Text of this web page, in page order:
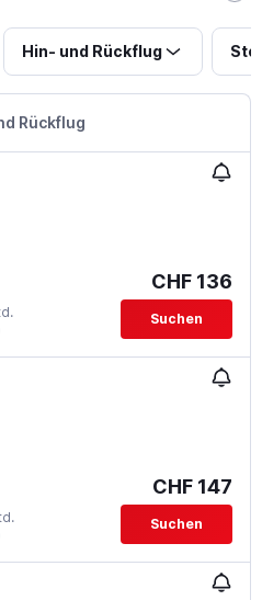
Hin- und Rückflug
Rückflug
CHF 136
Suchen
CHF 147
Suchen